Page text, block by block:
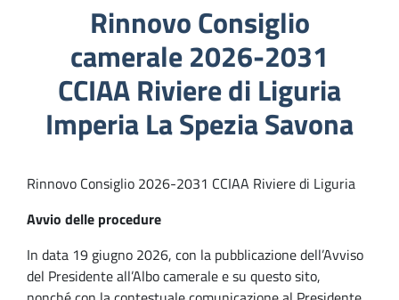
Rinnovo Consiglio
camerale 2026-2031
CCIAA Riviere di Liguria
Imperia La Spezia Savona
Rinnovo Consiglio 2026-2031 CCIAA Riviere di Liguria
Avvio delle procedure
In data 19 giugno 2026, con la pubblicazione dell’Avviso
del Presidente all’Albo camerale e su questo sito,